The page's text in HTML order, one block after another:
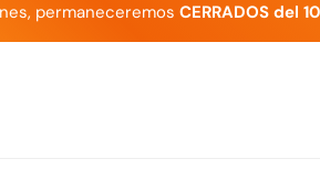
permaneceremos CERRADOS del